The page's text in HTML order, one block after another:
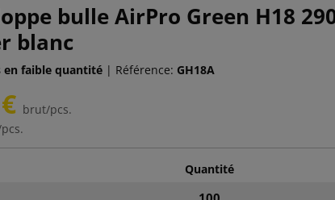
bulle AirPro Green H18
blanc
en faible quantité| Référence: GH18A
brut/pcs.
Quantité